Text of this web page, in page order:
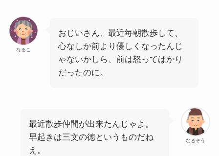
なるこ
おじいさん、最近毎朝散歩して、
心なしか前より優しくなったんじ
ゃないかしら、前は怒ってばかり
だったのに。
なるぞう
最近散歩仲間が出来たんじゃよ。
早起きは三文の徳というものだね
え。